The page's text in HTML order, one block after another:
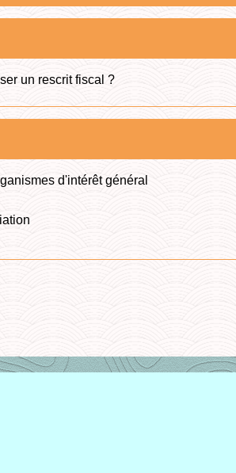
un rescrit fiscal ?
d'intérêt général